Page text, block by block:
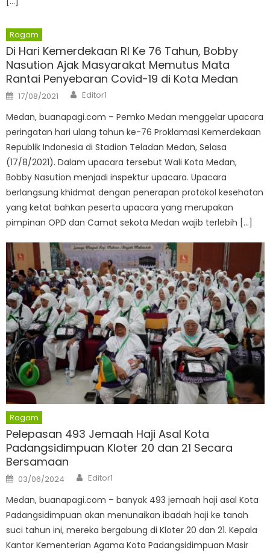
Ragam
Di Hari Kemerdekaan RI Ke 76 Tahun, Bobby
Nasution Ajak Masyarakat Memutus Mata
Rantai Penyebaran Covid-19 di Kota Medan
Posted
on
17/08/2021 Author
Editor1
Medan, buanapagi.com – Pemko Medan menggelar upacara
peringatan hari ulang tahun ke-76 Proklamasi Kemerdekaan
Republik Indonesia di Stadion Teladan Medan, Selasa
(17/8/2021). Dalam upacara tersebut Wali Kota Medan,
Bobby Nasution menjadi inspektur upacara. Upacara
berlangsung khidmat dengan penerapan protokol kesehatan
yang ketat bahkan peserta upacara yang merupakan
pimpinan OPD dan Camat sekota Medan wajib terlebih […]
Ragam
Pelepasan 493 Jemaah Haji Asal Kota
Padangsidimpuan Kloter 20 dan 21 Secara
Bersamaan
Posted
on
03/06/2024 Author
Editor1
Medan, buanapagi.com – banyak 493 jemaah haji asal Kota
Padangsidimpuan akan menunaikan ibadah haji ke tanah
suci tahun ini, mereka bergabung di Kloter 20 dan 21. Kepala
Kantor Kementerian Agama Kota Padangsidimpuan Masir